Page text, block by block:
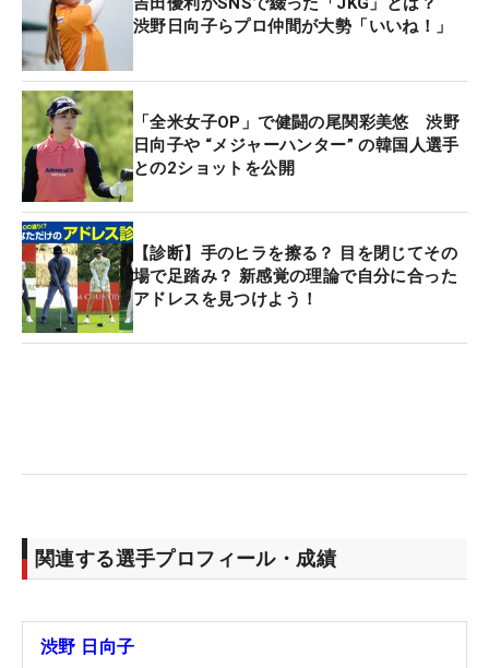
渋野日向子らプロ仲間が大勢「いいね！」
「全米女子OP」で健闘の尾関彩美悠 渋野
日向子や “メジャーハンター” の韓国人選手
との2ショットを公開
【診断】手のヒラを擦る？ 目を閉じてその
場で足踏み？ 新感覚の理論で自分に合った
アドレスを見つけよう！
関連する選手プロフィール・成績
渋野 日向子